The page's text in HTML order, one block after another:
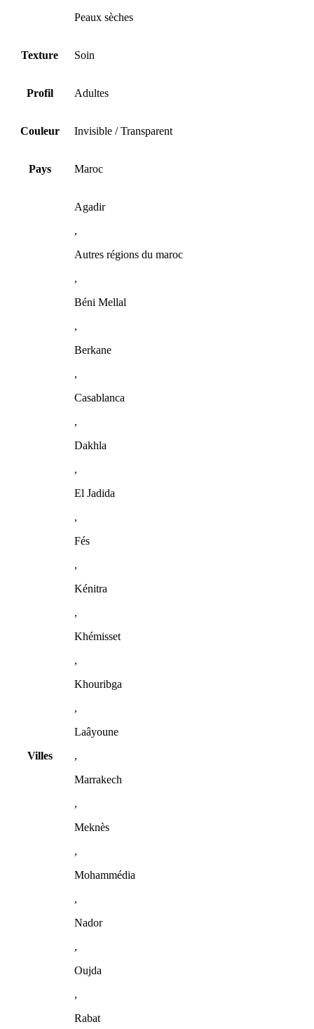
Peaux sèches
Texture Soin
Profil Adultes
Couleur Invisible / Transparent
Pays Maroc
Villes
Agadir
,
Autres régions du maroc
,
Béni Mellal
,
Berkane
,
Casablanca
,
Dakhla
,
El Jadida
,
Fés
,
Kénitra
,
Khémisset
,
Khouribga
,
Laâyoune
,
Marrakech
,
Meknès
,
Mohammédia
,
Nador
,
Oujda
,
Rabat